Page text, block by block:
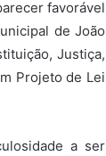
favorável
de João
Justiça,
Projeto de Lei
a ser